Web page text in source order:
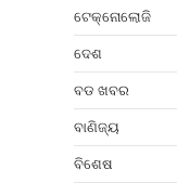
ଟେକ୍ନୋଲୋଜି
ଦେଶ
ବଡ ଖବର
ବାଣିଜ୍ୟ
ବିଶେଷ